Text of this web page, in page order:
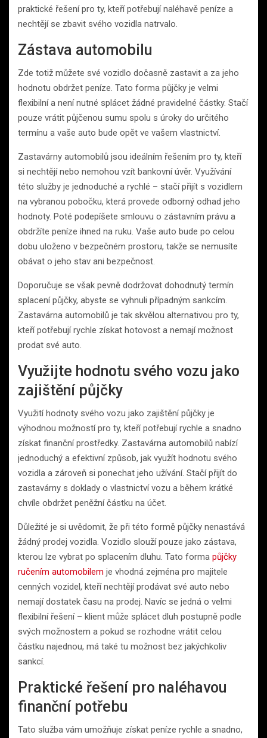
praktické řešení pro ty, kteří potřebují naléhavě peníze a
nechtějí se zbavit svého vozidla natrvalo.
Zástava automobilu
Zde totiž můžete své vozidlo dočasně zastavit a za jeho
hodnotu obdržet peníze. Tato forma půjčky je velmi
flexibilní a není nutné splácet žádné pravidelné částky. Stačí
pouze vrátit půjčenou sumu spolu s úroky do určitého
termínu a vaše auto bude opět ve vašem vlastnictví.
Zastavárny automobilů jsou ideálním řešením pro ty, kteří
si nechtějí nebo nemohou vzít bankovní úvěr. Využívání
této služby je jednoduché a rychlé – stačí přijít s vozidlem
na vybranou pobočku, která provede odborný odhad jeho
hodnoty. Poté podepíšete smlouvu o zástavním právu a
obdržíte peníze ihned na ruku. Vaše auto bude po celou
dobu uloženo v bezpečném prostoru, takže se nemusíte
obávat o jeho stav ani bezpečnost.
Doporučuje se však pevně dodržovat dohodnutý termín
splacení půjčky, abyste se vyhnuli případným sankcím.
Zastavárna automobilů je tak skvělou alternativou pro ty,
kteří potřebují rychle získat hotovost a nemají možnost
prodat své auto.
Využijte hodnotu svého vozu jako
zajištění půjčky
Využití hodnoty svého vozu jako zajištění půjčky je
výhodnou možností pro ty, kteří potřebují rychle a snadno
získat finanční prostředky. Zastavárna automobilů nabízí
jednoduchý a efektivní způsob, jak využít hodnotu svého
vozidla a zároveň si ponechat jeho užívání. Stačí přijít do
zastavárny s doklady o vlastnictví vozu a během krátké
chvíle obdržet peněžní částku na účet.
Důležité je si uvědomit, že při této formě půjčky nenastává
žádný prodej vozidla. Vozidlo slouží pouze jako zástava,
kterou lze vybrat po splacením dluhu. Tato forma půjčky
ručením automobilem je vhodná zejména pro majitele
cenných vozidel, kteří nechtějí prodávat své auto nebo
nemají dostatek času na prodej. Navíc se jedná o velmi
flexibilní řešení – klient může splácet dluh postupně podle
svých možnostem a pokud se rozhodne vrátit celou
částku najednou, má také tu možnost bez jakýchkoliv
sankcí.
Praktické řešení pro naléhavou
finanční potřebu
Tato služba vám umožňuje získat peníze rychle a snadno,